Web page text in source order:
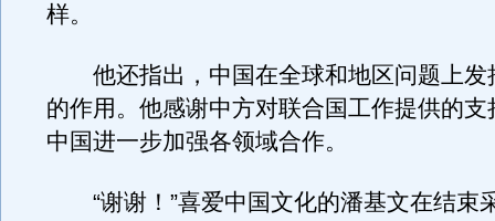
样。
他还指出，中国在全球和地区问题上发
的作用。他感谢中方对联合国工作提供的支
中国进一步加强各领域合作。
“谢谢！”喜爱中国文化的潘基文在结束